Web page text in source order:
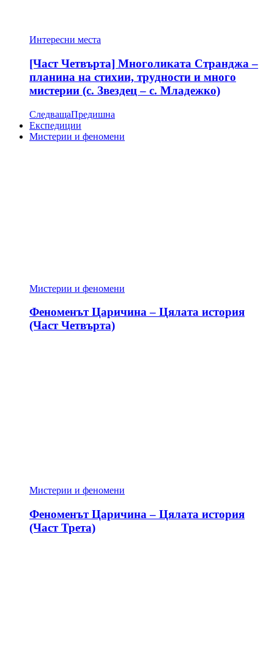
Интересни места
[Част Четвърта] Многоликата Странджа –
планина на стихии, трудности и много
мистерии (с. Звездец – с. Младежко)
СледващаПредишна
Експедиции
Мистерии и феномени
Мистерии и феномени
Феноменът Царичина – Цялата история
(Част Четвърта)
Мистерии и феномени
Феноменът Царичина – Цялата история
(Част Трета)